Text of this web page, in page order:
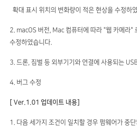
확대 표시 위치의 변화량이 적은 현상을 수정하
2. macOS 버전, Mac 컴퓨터에 따라 "웹 카메라"
수정하였습니다.
3. 드론, 짐벌 등 외부기기와 연결에 사용되는
4. 버그 수정
[ Ver.1.01 업데이트 내용]
1. 다음 세가지 조건이 일치할 경우 펌웨어가 중